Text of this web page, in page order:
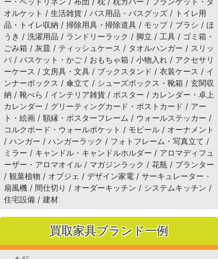
オルケット / 生活雑貨 / バス用品・バスグッズ / トイレ用
品・トイレ収納 / 掃除用具・掃除道具 / モップ / ブラシ / ほ
うき / 洗濯用品 / ランドリーラック / 脚立 / 工具 / ゴミ箱・
ごみ箱 / 灰皿 / ティッシュケース / タオルハンガー / スリッ
パ / バスケット・かご / おもちゃ箱 / 小物入れ / アクセサリ
ーケース / 文房具・文具 / ブックスタンド / 衣装ケース / イ
ンナーボックス / 傘立て / シューズボックス・靴箱 / 玄関収
納 / 靴べら / インテリア雑貨 / ポスター / カレンダー・卓上
カレンダー / グリーティングカード・ポストカード / アー
ト・絵画 / 額縁・ポスターフレーム / ウォールステッカー /
コルクボード・ウォールポケット / モビール / オーナメント
/ ハンガー / ハンガーラック / フォトフレーム・写真立て /
ミラー / キャンドル・キャンドルホルダー / アロマディフュ
ーザー・アロマオイル / マガジンラック / 花瓶 / プランター
/ 観葉植物 / オブジェ / デザイン家電 / サーキュレーター・
扇風機 / 間仕切り / オーダーキッチン / システムキッチン /
住宅設備 / 建材
買取家具ブランド一例